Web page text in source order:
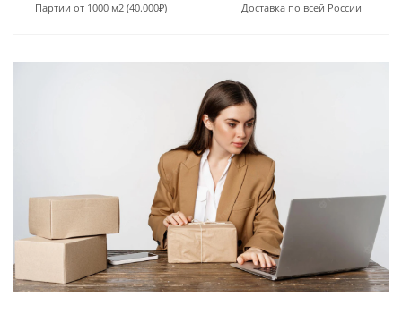
Партии от 1000 м2 (40.000₽) Доставка по всей России